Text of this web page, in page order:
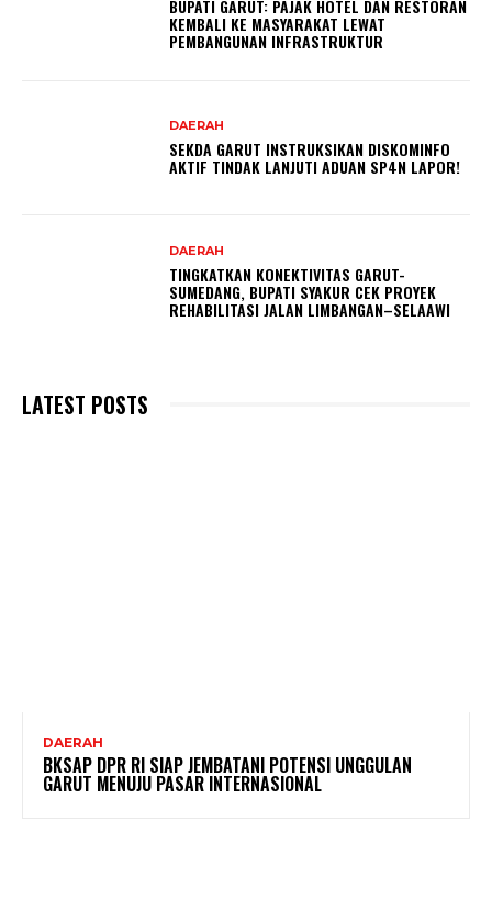
BUPATI GARUT: PAJAK HOTEL DAN RESTORAN
KEMBALI KE MASYARAKAT LEWAT
PEMBANGUNAN INFRASTRUKTUR
DAERAH
SEKDA GARUT INSTRUKSIKAN DISKOMINFO
AKTIF TINDAK LANJUTI ADUAN SP4N LAPOR!
DAERAH
TINGKATKAN KONEKTIVITAS GARUT-
SUMEDANG, BUPATI SYAKUR CEK PROYEK
REHABILITASI JALAN LIMBANGAN–SELAAWI
LATEST POSTS
DAERAH
BKSAP DPR RI SIAP JEMBATANI POTENSI UNGGULAN
GARUT MENUJU PASAR INTERNASIONAL